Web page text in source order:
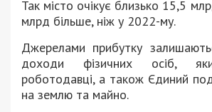
Так місто очікує близько 15,5
млрд більше, ніж у 2022-му.
Джерелами прибутку
доходи фізичних осіб,
роботодавці, а також Єдиний
на землю та майно.